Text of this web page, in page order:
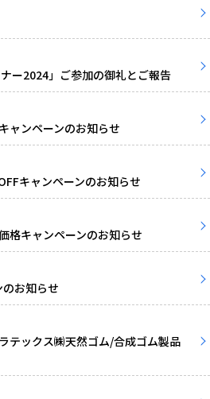
ー2024」ご参加の御礼とご報告
ャンペーンのお知らせ
キャンペーンのお知らせ
格キャンペーンのお知らせ
お知らせ
テックス㈱天然ゴム/合成ゴム製品